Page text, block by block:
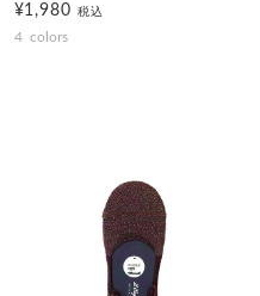
¥1,980税込
4 colors